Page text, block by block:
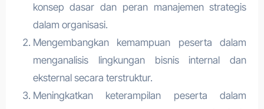
konsep dasar dan peran manajemen strategis
dalam organisasi.
Mengembangkan kemampuan peserta dalam
menganalisis lingkungan bisnis internal dan
eksternal secara terstruktur.
Meningkatkan keterampilan peserta dalam